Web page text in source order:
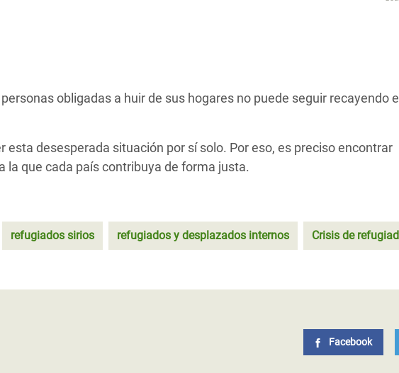
obligadas a huir de sus hogares no puede seguir recayendo
esta desesperada situación por sí solo. Por eso, es preciso encontrar
la que cada país contribuya de forma justa.
refugiados sirios refugiados y desplazados internos Crisis de
Facebook